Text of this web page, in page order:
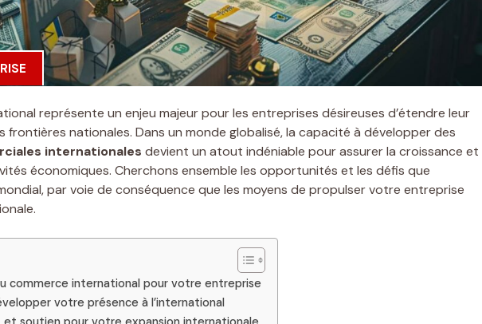
représente un enjeu majeur pour les entreprises désireuses d’étendre leur
frontières nationales. Dans un monde globalisé, la capacité à développer des
internationales devient un atout indéniable pour assurer la croissance et
économiques. Cherchons ensemble les opportunités et les défis que
par voie de conséquence que les moyens de propulser votre entreprise
commerce international pour votre entreprise
votre présence à l’international